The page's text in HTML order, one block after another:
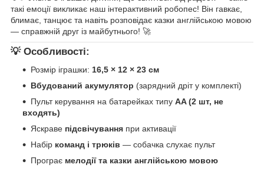
такі емоції викликає наш інтерактивний робопес! Він гавкає,
блимає, танцює та навіть розповідає казки англійською мовою
— справжній друг із майбутнього! 🚀
💡 Особливості:
Розмір іграшки: 16,5 × 12 × 23 см
Вбудований акумулятор (зарядний дріт у комплекті)
Пульт керування на батарейках типу AA (2 шт, не
входять)
Яскраве підсвічування при активації
Набір команд і трюків — собачка слухає пульт
Програє мелодії та казки англійською мовою